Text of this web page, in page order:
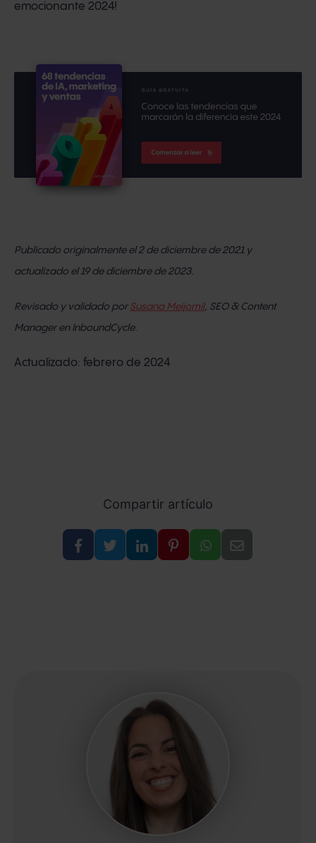
emocionante 2024!
Publicado originalmente el 2 de diciembre de 2021 y
actualizado el 19 de diciembre de 2023.
Revisado y validado por Susana Meijomil, SEO & Content
Manager en InboundCycle.
Actualizado: febrero de 2024
Compartir artículo